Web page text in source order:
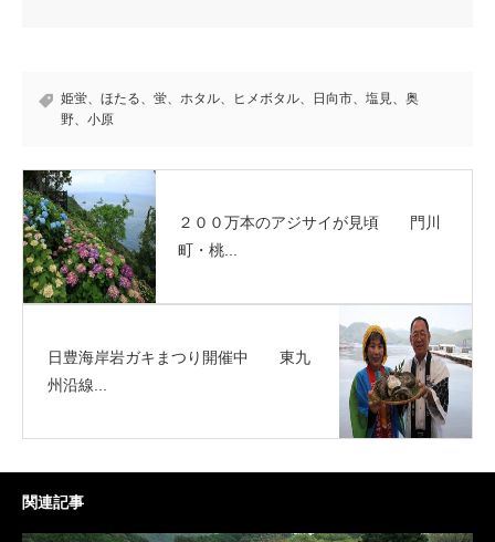
姫蛍、ほたる、蛍、ホタル、ヒメボタル、日向市、塩見、奥
野、小原
２００万本のアジサイが見頃 門川
町・桃...
日豊海岸岩ガキまつり開催中 東九
州沿線...
関連記事